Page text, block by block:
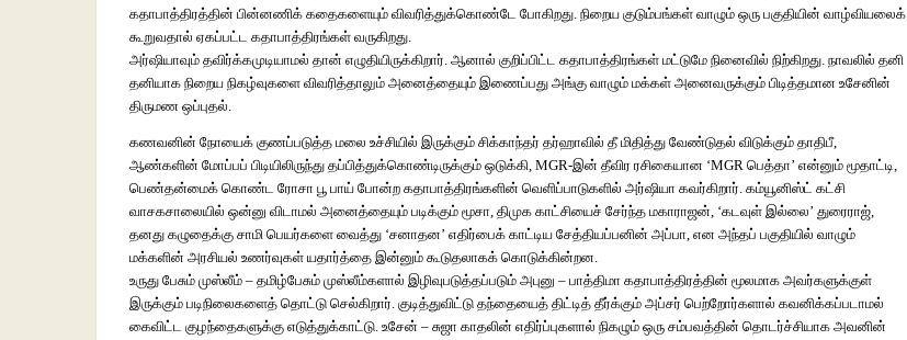
கதாபாத்திரத்தின் பின்னணிக் கதைகளையும் விவரித்துக்கொண்டே போகிறது. நிறைய குடும்பங்கள் வாழும் ஒரு பகுதியின் வாழ்வியலைக்
கூறுவதால் ஏகப்பட்ட கதாபாத்திரங்கள் வருகிறது.
அர்ஷியாவும் தவிர்க்கமுடியாமல் தான் எழுதியிருக்கிறார். ஆனால் குறிப்பிட்ட கதாபாத்திரங்கள் மட்டுமே நினைவில் நிற்கிறது. நாவலில் தனி
தனியாக நிறைய நிகழ்வுகளை விவரித்தாலும் அனைத்தையும் இணைப்பது அங்கு வாழும் மக்கள் அனைவருக்கும் பிடித்தமான உசேனின்
திருமண ஒப்புதல்.
கணவனின் நோயைக் குணப்படுத்த மலை உச்சியில் இருக்கும் சிக்காந்தர் தர்ஹாவில் தீ மிதித்து வேண்டுதல் விடுக்கும் தாதிபீ,
ஆண்களின் மோப்பப் பிடியிலிருந்து தப்பித்துக்கொண்டிருக்கும் ஒடுக்கி, MGR-இன் தீவிர ரசிகையான ‘MGR பெத்தா’ என்னும் மூதாட்டி,
பெண்தன்மைக் கொண்ட ரோசா பூ பாய் போன்ற கதாபாத்திரங்களின் வெளிப்பாடுகளில் அர்ஷியா கவர்கிறார். கம்யூனிஸ்ட் கட்சி
வாசகசாலையில் ஒன்னு விடாமல் அனைத்தையும் படிக்கும் மூசா, திமுக காட்சியைச் சேர்ந்த மகாராஜன், ‘கடவுள் இல்லை’ துரைராஜ்,
தனது கழுதைக்கு சாமி பெயர்களை வைத்து ‘சனாதன’ எதிர்பைக் காட்டிய சேத்தியப்பனின் அப்பா, என அந்தப் பகுதியில் வாழும்
மக்களின் அரசியல் உணர்வுகள் யதார்த்தை இன்னும் கூடுதலாகக் கொடுக்கின்றன.
உருது பேசும் முஸ்லீம் – தமிழ்பேசும் முஸ்லீம்களால் இழிவுபடுத்தப்படும் அபுனு – பாத்திமா கதாபாத்திரத்தின் மூலமாக அவர்களுக்குள்
இருக்கும் படிநிலைகளைத் தொட்டு செல்கிறார். குடித்துவிட்டு தந்தையைத் திட்டித் தீர்க்கும் அப்சர் பெற்றோர்களால் கவனிக்கப்படாமல்
கைவிட்ட குழந்தைகளுக்கு எடுத்துக்காட்டு. உசேன் – சுஜா காதலின் எதிர்ப்புகளால் நிகழும் ஒரு சம்பவத்தின் தொடர்ச்சியாக அவனின்